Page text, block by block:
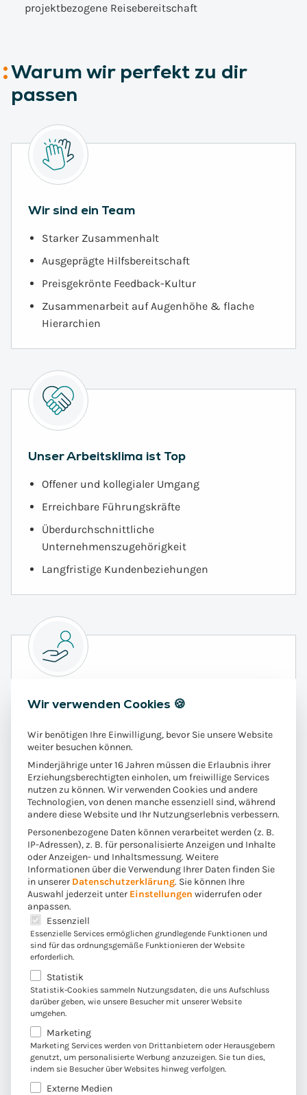
projektbezogene Reisebereitschaft
Warum wir perfekt zu dir
passen
Wir sind ein Team
Starker Zusammenhalt
Ausgeprägte Hilfsbereitschaft
Preisgekrönte Feedback-Kultur
Zusammenarbeit auf Augenhöhe & flache
Hierarchien
Unser Arbeitsklima ist Top
Offener und kollegialer Umgang
Erreichbare Führungskräfte
Überdurchschnittliche
Unternehmenszugehörigkeit
Langfristige Kundenbeziehungen
Du wirst individuell gefördert
Eigene Academy für Trainings und
Weiterbildung
Onboarding- und Mentoringprogramm
Abwechslungsreiche Aufgaben
Spannende Projekte bei namhaften Kunden
Dein Leben bleibt in Balance
Flexibles und mobiles Arbeiten (z. T. auch im
europäischen Ausland)
Vertrauensarbeitszeit und -urlaub
Selbstbestimmtheit und Verantwortung
Team- und Unternehmens-Events
Familienfreundliches Arbeitsumfeld
Wir verwenden Cookies 🍪
Wir benötigen Ihre Einwilligung, bevor Sie unsere Website
weiter besuchen können.
Minderjährige unter 16 Jahren müssen die Erlaubnis ihrer
Erziehungsberechtigten einholen, um freiwillige Services
nutzen zu können. Wir verwenden Cookies und andere
Technologien, von denen manche essenziell sind, während
andere diese Website und Ihr Nutzungserlebnis verbessern.
Personenbezogene Daten können verarbeitet werden (z. B.
IP-Adressen), z. B. für personalisierte Anzeigen und Inhalte
oder Anzeigen- und Inhaltsmessung. Weitere
Informationen über die Verwendung Ihrer Daten finden Sie
in unserer Datenschutzerklärung. Sie können Ihre
Auswahl jederzeit unter Einstellungen widerrufen oder
anpassen.
Es folgt eine Liste der Service-Gruppen, für die eine
Essenziell
Essenzielle Services ermöglichen grundlegende Funktionen und
sind für das ordnungsgemäße Funktionieren der Website
erforderlich.
Statistik
Statistik-Cookies sammeln Nutzungsdaten, die uns Aufschluss
darüber geben, wie unsere Besucher mit unserer Website
umgehen.
Marketing
Marketing Services werden von Drittanbietern oder Herausgebern
genutzt, um personalisierte Werbung anzuzeigen. Sie tun dies,
indem sie Besucher über Websites hinweg verfolgen.
Externe Medien